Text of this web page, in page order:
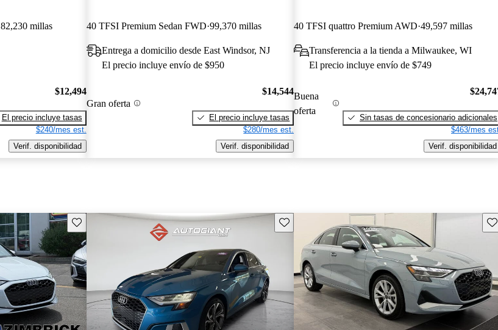
82,230 millas
$12,494
El precio incluye tasas
$240/mes est.
Verif. disponibilidad
40 TFSI Premium Sedan FWD 99,370 millas
Entrega a domicilio desde East Windsor, NJ
El precio incluye envío de $950
Gran oferta
$14,544
El precio incluye tasas
$280/mes est.
Verif. disponibilidad
40 TFSI quattro Premium AWD 49,597 millas
Transferencia a la tienda a Milwaukee, WI
El precio incluye envío de $749
Buena
oferta
Sin tasas de concesionario adicionales
$463/mes
Verif. disponibilidad
Guarda este Aviso Guarda este Aviso